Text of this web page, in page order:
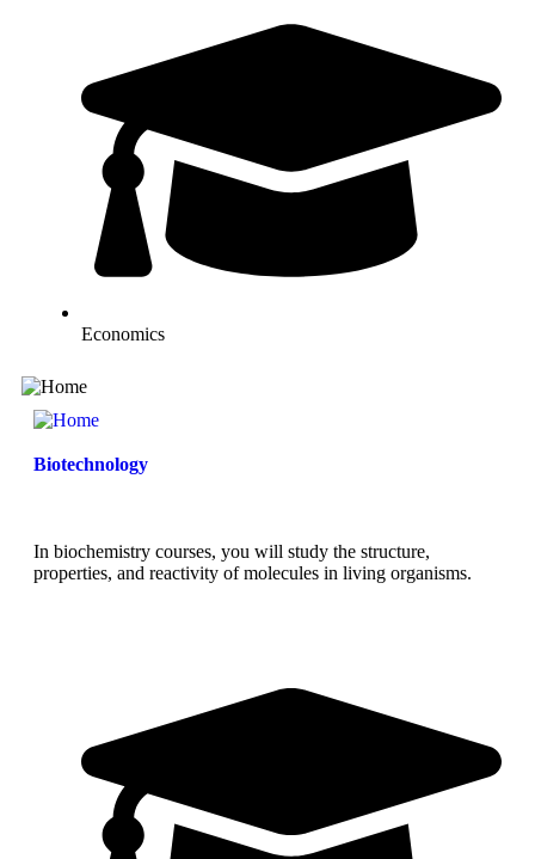
Economics
Biotechnology
In biochemistry courses, you will study the structure,
properties, and reactivity of molecules in living organisms.